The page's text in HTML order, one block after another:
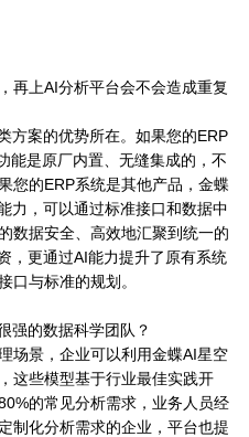
再上AI分析平台会不会造成重复
方案的优势所在。如果您的ERP
能是原厂内置、无缝集成的，不
您的ERP系统是其他产品，金蝶
力，可以通过标准接口和数据中
数据安全、高效地汇聚到统一的
，更通过AI能力提升了原有系统
口与标准的规划。
强的数据科学团队？
场景，企业可以利用金蝶AI星空
这些模型基于行业最佳实践开
的常见分析需求，业务人员经
制化分析需求的企业，平台也提